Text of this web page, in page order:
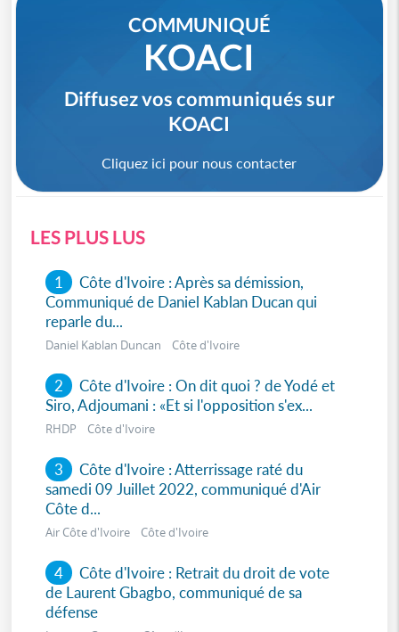
COMMUNIQUÉ
KOACI
Diffusez vos communiqués sur
KOACI
Cliquez ici pour nous contacter
LES PLUS LUS
1 Côte d'Ivoire : Après sa démission,
Communiqué de Daniel Kablan Ducan qui
reparle du...
Daniel Kablan Duncan Côte d'Ivoire
2 Côte d'Ivoire : On dit quoi ? de Yodé et
Siro, Adjoumani : «Et si l'opposition s'ex...
RHDP Côte d'Ivoire
3 Côte d'Ivoire : Atterrissage raté du
samedi 09 Juillet 2022, communiqué d'Air
Côte d...
Air Côte d'Ivoire Côte d'Ivoire
4 Côte d'Ivoire : Retrait du droit de vote
de Laurent Gbagbo, communiqué de sa
défense